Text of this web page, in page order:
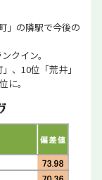
」の隣駅で今後の
クイン。
、10位「荒井」
に。